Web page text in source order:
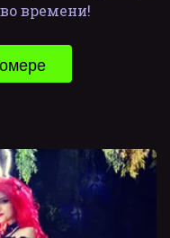
времени!